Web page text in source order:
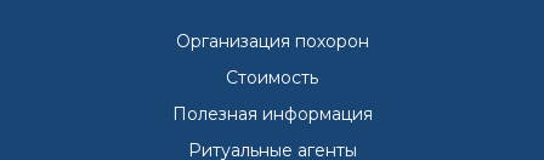
Организация похорон
Стоимость
Полезная информация
Ритуальные агенты